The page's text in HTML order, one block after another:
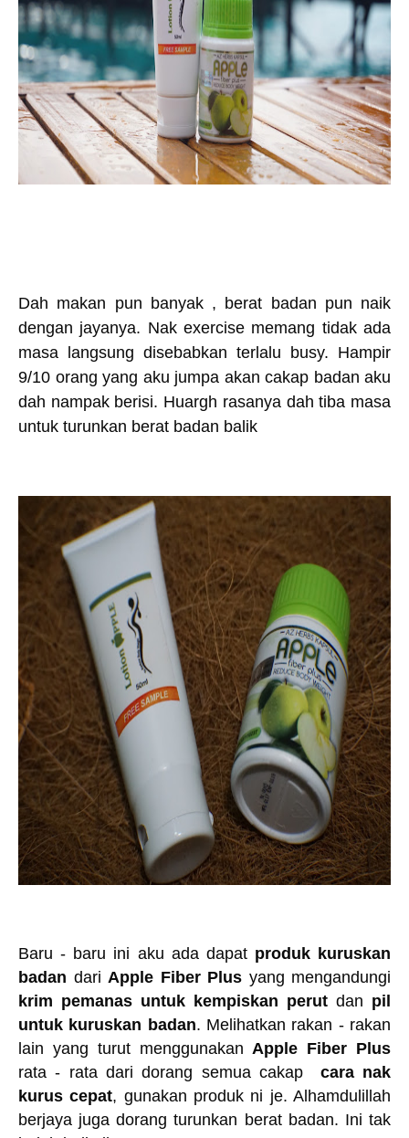
Dah makan pun banyak , berat badan pun naik
dengan jayanya. Nak exercise memang tidak ada
masa langsung disebabkan terlalu busy. Hampir
9/10 orang yang aku jumpa akan cakap badan aku
dah nampak berisi. Huargh rasanya dah tiba masa
untuk turunkan berat badan balik
Baru - baru ini aku ada dapat produk kuruskan
badan dari Apple Fiber Plus yang mengandungi
krim pemanas untuk kempiskan perut dan pil
untuk kuruskan badan. Melihatkan rakan - rakan
lain yang turut menggunakanApple Fiber Plus
rata - rata dari dorang semua cakap
cara nak
kurus cepat, gunakan produk ni je. Alhamdulillah
berjaya juga dorang turunkan berat badan. Ini tak